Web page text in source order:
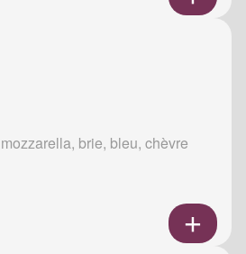
brie, bleu, chèvre